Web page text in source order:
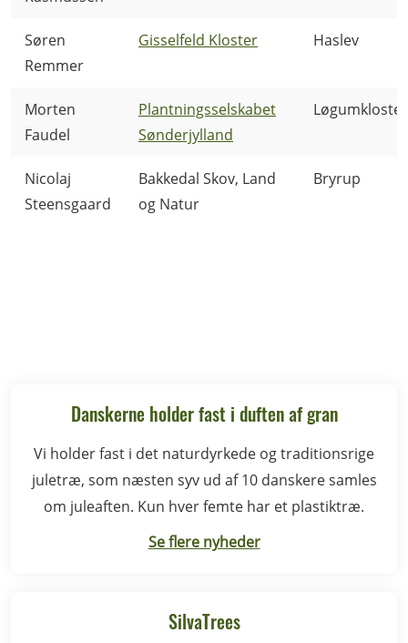
Søren
Remmer
Gisselfeld Kloster Haslev
Morten
Faudel
Plantningsselskabet
Sønderjylland
Løgumkloster
Nicolaj
Steensgaard
Bakkedal Skov, Land
og Natur
Bryrup
Danskerne holder fast i duften af gran
Vi holder fast i det naturdyrkede og traditionsrige
juletræ, som næsten syv ud af 10 danskere samles
om juleaften. Kun hver femte har et plastiktræ.
Se flere nyheder
SilvaTrees